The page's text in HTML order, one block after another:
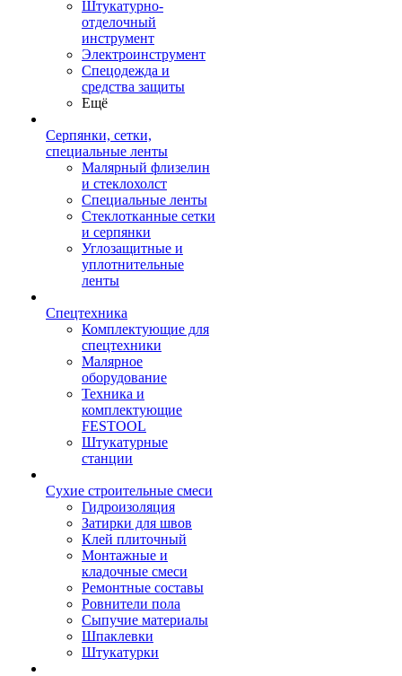
Штукатурно-
отделочный
инструмент
Электроинструмент
Спецодежда и
средства защиты
Ещё
Серпянки, сетки,
специальные ленты
Малярный флизелин
и стеклохолст
Специальные ленты
Стеклотканные сетки
и серпянки
Углозащитные и
уплотнительные
ленты
Спецтехника
Комплектующие для
спецтехники
Малярное
оборудование
Техника и
комплектующие
FESTOOL
Штукатурные
станции
Сухие строительные смеси
Гидроизоляция
Затирки для швов
Клей плиточный
Монтажные и
кладочные смеси
Ремонтные составы
Ровнители пола
Сыпучие материалы
Шпаклевки
Штукатурки